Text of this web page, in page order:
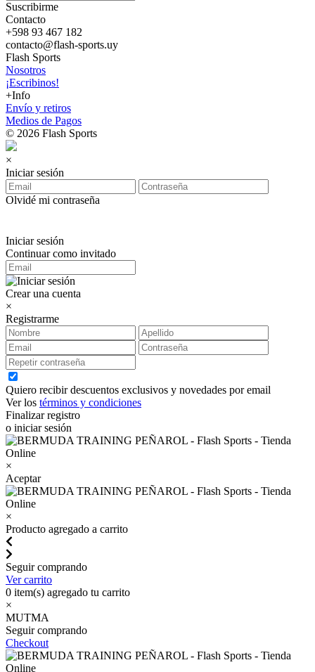
Suscribirme
Contacto
+598 93 467 182
contacto@flash-sports.uy
Flash Sports
Nosotros
¡Escribinos!
+Info
Envío y retiros
Medios de Pagos
© 2026 Flash Sports
×
Iniciar sesión
Olvidé mi contraseña
Iniciar sesión
Continuar como invitado
Crear una cuenta
×
Registrarme
Quiero recibir descuentos exclusivos y novedades por email
Ver los términos y condiciones
Finalizar registro
o iniciar sesión
×
Aceptar
×
Producto agregado a carrito
Seguir comprando
Ver carrito
0 item(s) agregado tu carrito
×
MUTMA
Seguir comprando
Checkout